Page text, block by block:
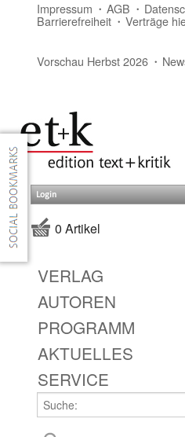
Impressum AGB
Barrierefreiheit Verträge
Vorschau Herbst 2026
Login
0 Artikel
VERLAG
AUTOREN
PROGRAMM
AKTUELLES
SERVICE